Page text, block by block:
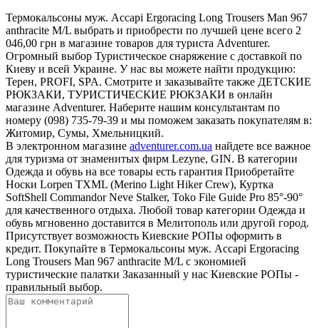
Термокальсоны муж. Accapi Ergoracing Long Trousers Man 967
anthracite M/L выбрать и приобрести по лучшей цене всего 2
046,00 грн в магазине товаров для туриста Adventurer.
Огромный выбор Туристическое снаряжение с доставкой по
Киеву и всей Украине. У нас вы можете найти продукцию:
Терен, PROFI, SPA. Смотрите и заказывайте также ДЕТСКИЕ
РЮКЗАКИ, ТУРИСТИЧЕСКИЕ РЮКЗАКИ в онлайн
магазине Adventurer. Наберите нашим консультантам по
номеру (098) 735-79-39 и мы поможем заказать покупателям в:
Житомир, Сумы, Хмельницкий.
В электронном магазине adventurer.com.ua найдете все важное
для туризма от знаменитых фирм Lezyne, GIN. В категории
Одежда и обувь на все товары есть гарантия Приобретайте
Носки Lorpen TXML (Merino Light Hiker Crew), Куртка
SoftShell Commandor Neve Stalker, Toko File Guide Pro 85°-90°
для качественного отдыха. Любой товар категории Одежда и
обувь мгновенно доставится в Мелитополь или другой город.
Присутствует возможность Киевские РОПы оформить в
кредит. Покупайте в Термокальсоны муж. Accapi Ergoracing
Long Trousers Man 967 anthracite M/L с экономией
туристические палатки Заказанный у нас Киевские РОПы -
правильный выбор.